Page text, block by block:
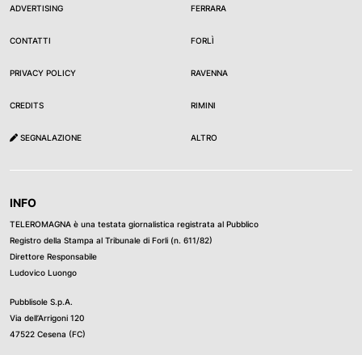
ADVERTISING
CONTATTI
PRIVACY POLICY
CREDITS
SEGNALAZIONE
FERRARA
FORLÌ
RAVENNA
RIMINI
ALTRO
INFO
TELEROMAGNA è una testata giornalistica registrata al Pubblico
Registro della Stampa al Tribunale di Forli (n. 611/82)
Direttore Responsabile
Ludovico Luongo
Pubblisole S.p.A.
Via dell’Arrigoni 120
47522 Cesena (FC)